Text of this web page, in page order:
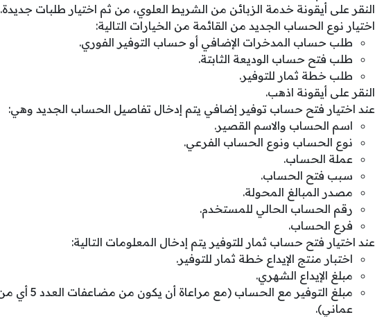
النقر على أيقونة خدمة الزبائن من الشريط العلوي، من ثم اختيار طلبات جديدة.
اختيار نوع الحساب الجديد من القائمة من الخيارات التالية:
طلب حساب المدخرات الإضافي أو حساب التوفير الفوري.
طلب فتح حساب الوديعة الثابتة.
طلب خطة ثمار للتوفير.
النقر على أيقونة اذهب.
عند اختيار فتح حساب توفير إضافي يتم إدخال تفاصيل الحساب الجديد وهي:
اسم الحساب والاسم القصير.
نوع الحساب ونوع الحساب الفرعي.
عملة الحساب.
سبب فتح الحساب.
مصدر المبالغ المحولة.
رقم الحساب الحالي للمستخدم.
فرع الحساب.
عند اختيار فتح حساب ثمار للتوفير يتم إدخال المعلومات التالية:
اختبار منتج الإيداع خطة ثمار للتوفير.
مبلغ الإيداع الشهري.
عماني).